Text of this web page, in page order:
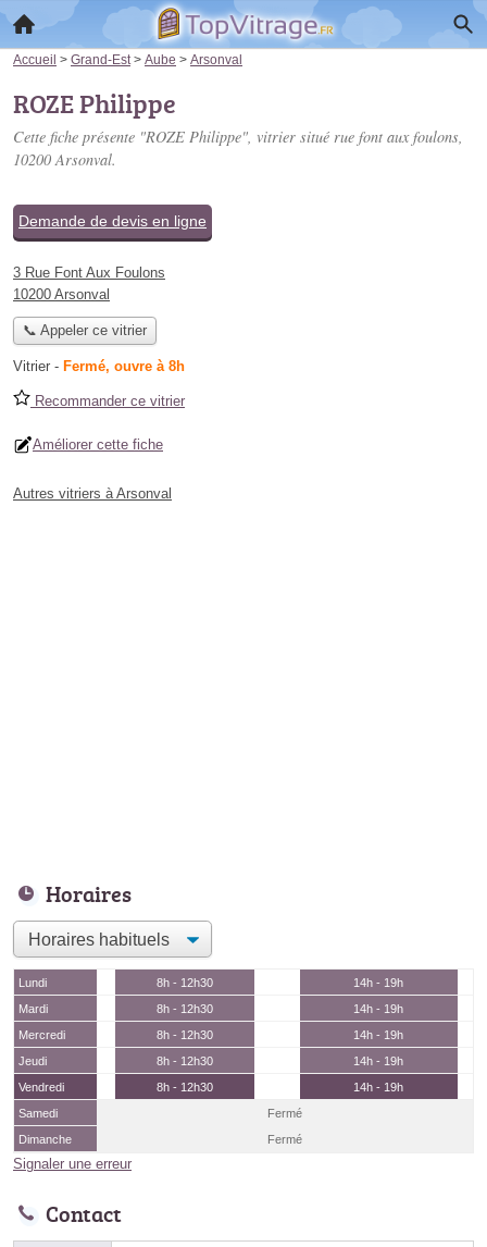
Accueil > Grand-Est > Aube > Arsonval
ROZE Philippe
Cette fiche présente "ROZE Philippe", vitrier situé rue font aux foulons,
10200 Arsonval.
Demande de devis en ligne
3 Rue Font Aux Foulons
10200 Arsonval
📞 Appeler ce vitrier
Vitrier - Fermé, ouvre à 8h
Recommander ce vitrier
Améliorer cette fiche
Autres vitriers à Arsonval
Horaires
Lundi 8h - 12h30
14h - 19h
Mardi
8h - 12h30
14h - 19h
Mercredi
8h - 12h30
14h - 19h
Jeudi
8h - 12h30
14h - 19h
Vendredi
8h - 12h30
14h - 19h
Samedi
Fermé
Dimanche
Fermé
Signaler une erreur
Contact